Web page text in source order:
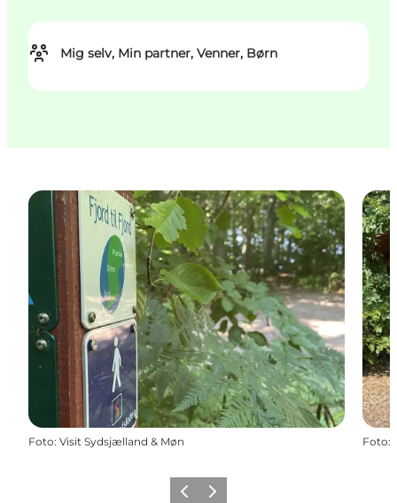
Mig selv, Min partner, Venner, Børn
Foto: Visit Sydsjælland & Møn Foto:
ForrigeNæste